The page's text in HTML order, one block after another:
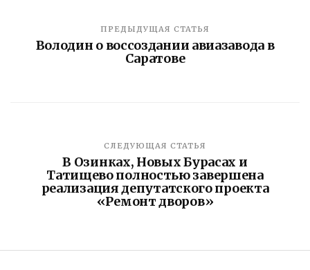
ПРЕДЫДУЩАЯ СТАТЬЯ
Володин о воссоздании авиазавода в
Саратове
СЛЕДУЮЩАЯ СТАТЬЯ
В Озинках, Новых Бурасах и
Татищево полностью завершена
реализация депутатского проекта
«Ремонт дворов»